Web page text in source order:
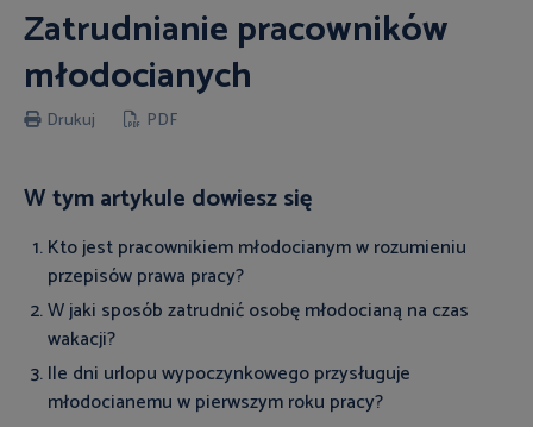
Zatrudnianie pracowników
młodocianych
Drukuj PDF
W tym artykule dowiesz się
Kto jest pracownikiem młodocianym w rozumieniu
przepisów prawa pracy?
W jaki sposób zatrudnić osobę młodocianą na czas
wakacji?
Ile dni urlopu wypoczynkowego przysługuje
młodocianemu w pierwszym roku pracy?